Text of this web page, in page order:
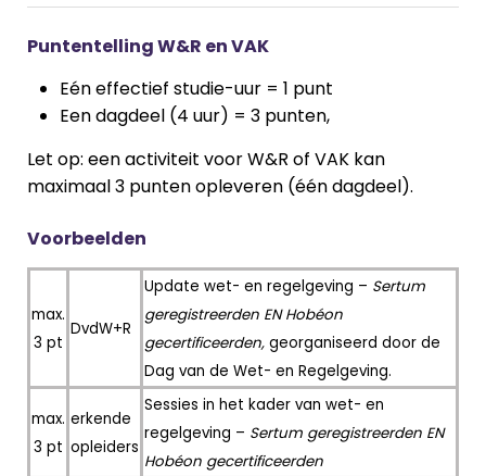
Puntentelling W&R en VAK
Eén effectief studie-uur = 1 punt
Een dagdeel (4 uur) = 3 punten,
Let op: een activiteit voor W&R of VAK kan
maximaal 3 punten opleveren (één dagdeel).
Voorbeelden
max.
3 pt
DvdW+R
Update wet- en regelgeving – Sertum
geregistreerden EN Hobéon
gecertificeerden, georganiseerd door de
Dag van de Wet- en Regelgeving.
max.
3 pt
erkende
opleiders
Sessies in het kader van wet- en
regelgeving – Sertum geregistreerden EN
Hobéon gecertificeerden